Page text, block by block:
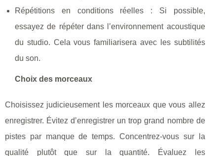
Répétitions en conditions réelles : Si possible,
essayez de répéter dans l’environnement acoustique
du studio. Cela vous familiarisera avec les subtilités
du son.
Choix des morceaux
Choisissez judicieusement les morceaux que vous allez
enregistrer. Évitez d’enregistrer un trop grand nombre de
pistes par manque de temps. Concentrez-vous sur la
qualité plutôt que sur la quantité. Évaluez les